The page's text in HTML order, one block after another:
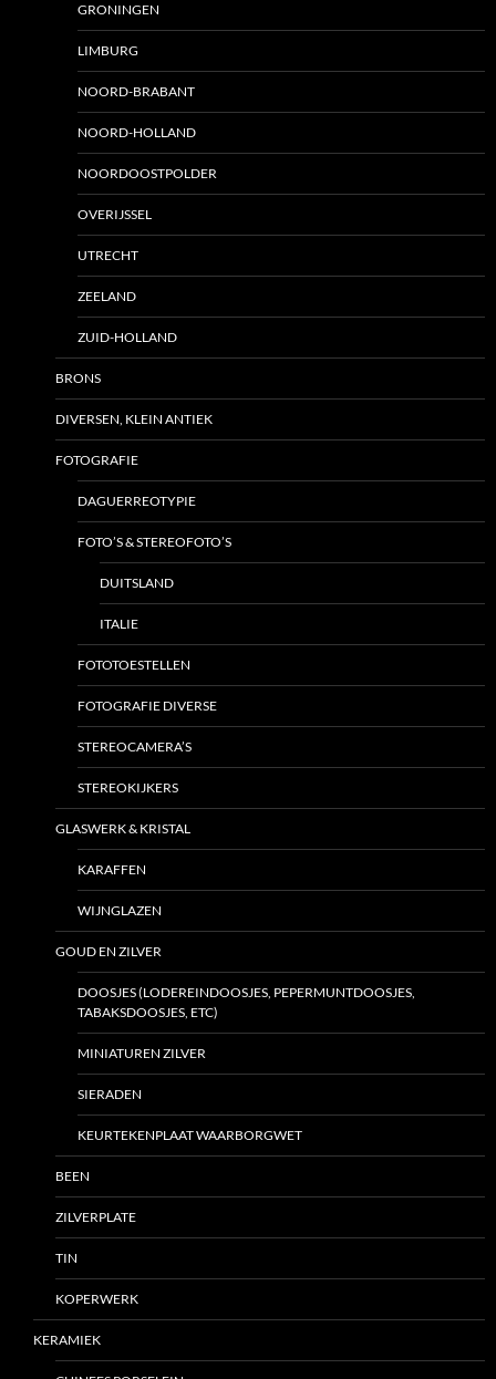
GRONINGEN
LIMBURG
NOORD-BRABANT
NOORD-HOLLAND
NOORDOOSTPOLDER
OVERIJSSEL
UTRECHT
ZEELAND
ZUID-HOLLAND
BRONS
DIVERSEN, KLEIN ANTIEK
FOTOGRAFIE
DAGUERREOTYPIE
FOTO’S & STEREOFOTO’S
DUITSLAND
ITALIE
FOTOTOESTELLEN
FOTOGRAFIE DIVERSE
STEREOCAMERA’S
STEREOKIJKERS
GLASWERK & KRISTAL
KARAFFEN
WIJNGLAZEN
GOUD EN ZILVER
DOOSJES (LODEREINDOOSJES, PEPERMUNTDOOSJES,
TABAKSDOOSJES, ETC)
MINIATUREN ZILVER
SIERADEN
KEURTEKENPLAAT WAARBORGWET
BEEN
ZILVERPLATE
TIN
KOPERWERK
KERAMIEK